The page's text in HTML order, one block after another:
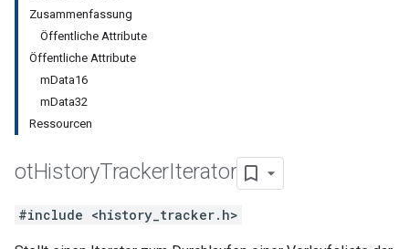
Zusammenfassung
Öffentliche Attribute
Öffentliche Attribute
mData16
mData32
Ressourcen
otHistoryTrackerIterator
#include <history_tracker.h>